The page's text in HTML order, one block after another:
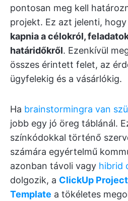
pontosan meg kell
projekt. Ez azt jelenti, hogy
kapnia a célokról,
határidőkről. Ezenkívül
összes érintett felet, az
ügyfelekig és a vásárlókig.
Ha brainstormingra van
jobb egy jó öreg táblánál.
színkódokkal történő
számára egyértelmű
azonban távoli vagy hibrid
dolgozik, a ClickUp
Template a tökéletes